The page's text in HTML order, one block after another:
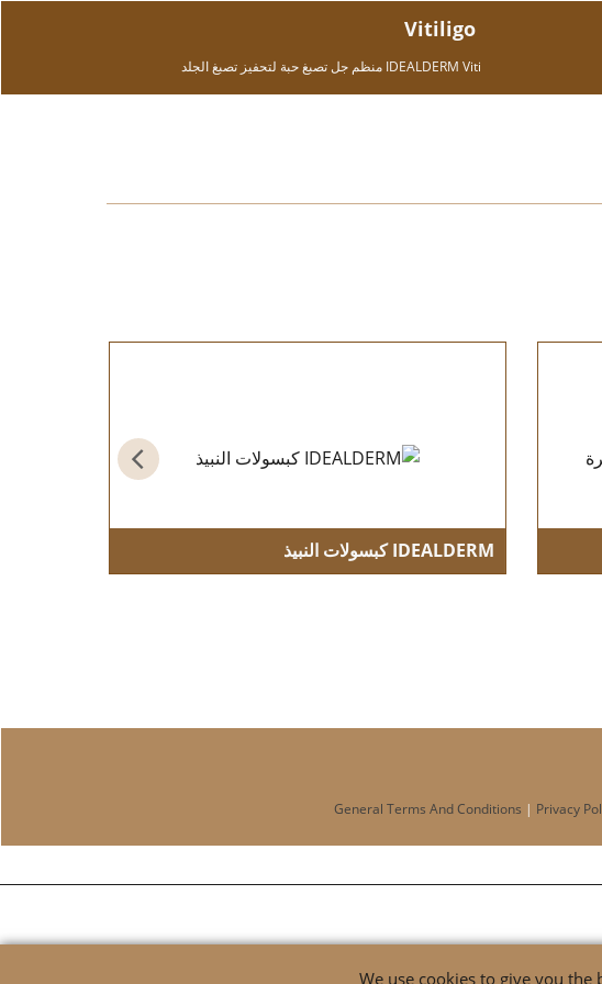
Vitiligo
IDEALDERM Viti منظم جل تصبغ حبة لتحفيز تصبغ الجلد
IDEALDERM كبسولات النبيذ
Pigmentation enhancer
General Terms And Conditions | Privacy
We use cookies to give you